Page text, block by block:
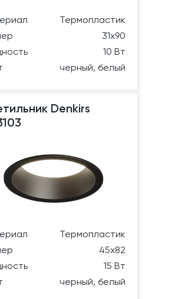
Термопластик
31х90
10 Вт
черный, белый
Denkirs
Термопластик
45х82
15 Вт
черный, белый